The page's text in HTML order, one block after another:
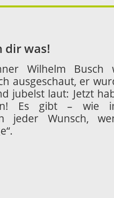
dir was!
Wilhelm Busch
ausgeschaut, er
jubelst laut: Jetzt
Es gibt – wie
jeder Wunsch,